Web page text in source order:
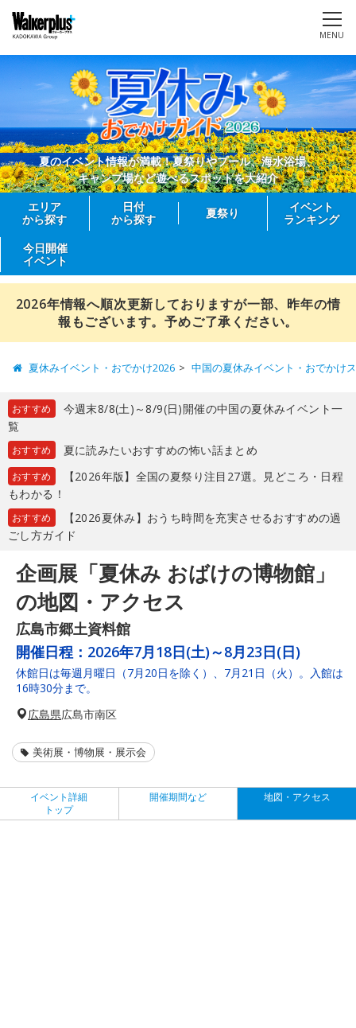
MENU
夏のイベント情報が満載！夏祭りやプール、海水浴場、
キャンプ場など遊べるスポットを大紹介
エリア
から探す
日付
から探す
夏祭り
イベント
ランキング
今日開催
イベント
2026年情報へ順次更新しておりますが一部、昨年の情
報もございます。予めご了承ください。
夏休みイベント・おでかけ2026 中国の夏休みイベント・おでかけ
おすすめ
今週末8/8(土)～8/9(日)開催の中国の夏休みイベント一
覧
おすすめ 夏に読みたいおすすめの怖い話まとめ
おすすめ
【2026年版】全国の夏祭り注目27選。見どころ・日程
もわかる！
おすすめ
【2026夏休み】おうち時間を充実させるおすすめの過
ごし方ガイド
企画展「夏休み おばけの博物館」
の地図・アクセス
広島市郷土資料館
開催日程： 2026年7月18日(土)～8月23日(日)
休館日は毎週月曜日（7月20日を除く）、7月21日（火）。入館は
16時30分まで。
広島県広島市南区
美術展・博物展・展示会
イベント詳細
トップ
開催期間など 地図・アクセス